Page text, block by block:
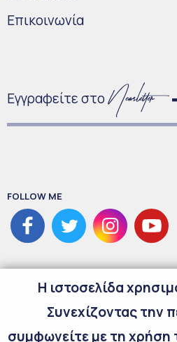
Επικοινωνία
Εγγραφείτε στο
FOLLOW ME
H ιστοσελίδα
Συνεχίζοντας την
συμφωνείτε με τη χρήση